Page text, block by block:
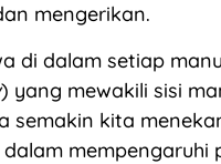
mengerikan.
di dalam setiap
) yang mewakili sisi
semakin kita
mempengaruhi